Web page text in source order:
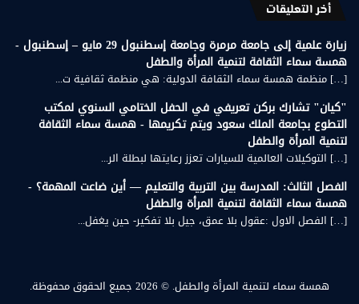
أخر التعليقات
زيارة علمية إلى جامعة مرمرة وجامعة إسطنبول 29 مايو – إسطنبول -
همسة سماء الثقافة لتنمية المرأة والطفل
[…] منظمة همسة سماء الثقافة الدولية: هي منظمة ثقافية ت...
"كيان" تشارك بركن تعريفي في الحفل الختامي السنوي لمكتب
التطوع بجامعة الملك سعود ويتم تكريمها - همسة سماء الثقافة
لتنمية المرأة والطفل
[…] التوكيلات العالمية للسيارات تعزز رعايتها لبطلة الر...
الفصل الثالث: المدرسة بين التربية والتعليم — أين ضاعت المهمة؟ -
همسة سماء الثقافة لتنمية المرأة والطفل
[…] الفصل الاول :عقول بلا عمق، جيل بلا تفكير- حين يغفل...
همسة سماء لتنمية المرأة والطفل. © 2026 جميع الحقوق محفوظة.